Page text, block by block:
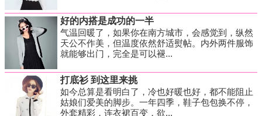
好的内搭是成功的一半
气温回暖了，如果你在南方城市，会感觉到，纵然
天公不作美，但温度依然舒适熨帖。内外两件服饰
就能够出门，完全是可以褪...
打底衫 到这里来挑
如今总算是看明白了，冷也好暖也好，都不能阻止
姑娘们爱美的脚步。一年四季，鞋子包包换不停，
外套精彩，连衣裙百变，欲...